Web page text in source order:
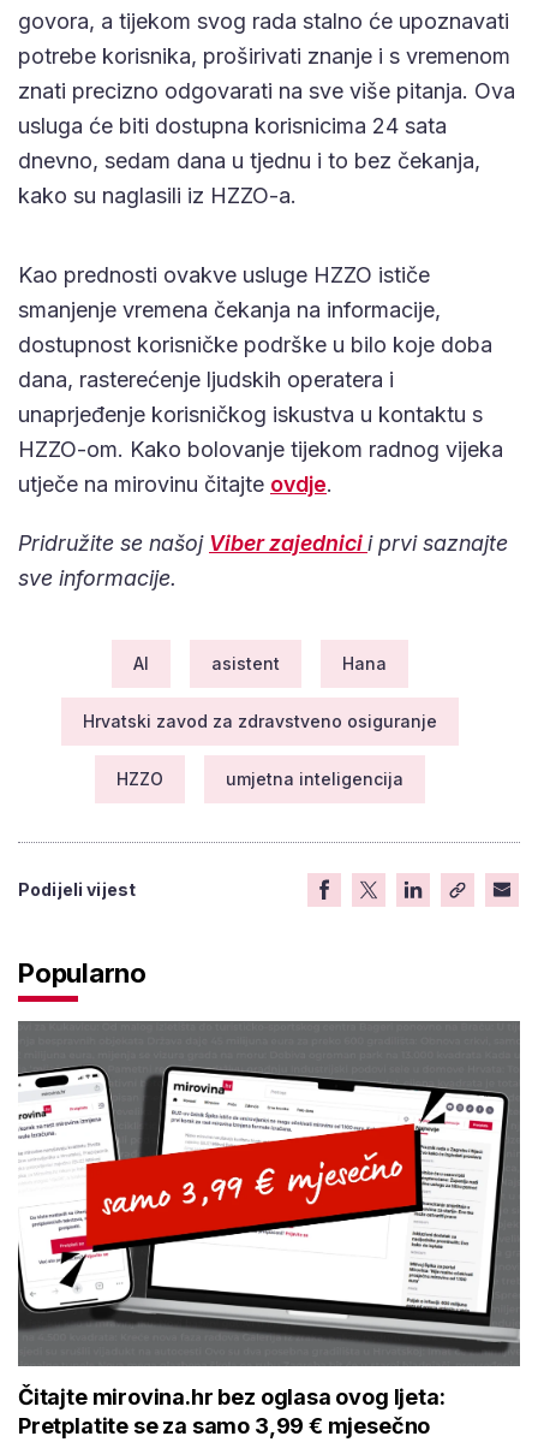
govora, a tijekom svog rada stalno će upoznavati
potrebe korisnika, proširivati znanje i s vremenom
znati precizno odgovarati na sve više pitanja. Ova
usluga će biti dostupna korisnicima 24 sata
dnevno, sedam dana u tjednu i to bez čekanja,
kako su naglasili iz HZZO-a.
Kao prednosti ovakve usluge HZZO ističe
smanjenje vremena čekanja na informacije,
dostupnost korisničke podrške u bilo koje doba
dana, rasterećenje ljudskih operatera i
unaprjeđenje korisničkog iskustva u kontaktu s
HZZO-om. Kako bolovanje tijekom radnog vijeka
utječe na mirovinu čitajte ovdje.
Pridružite se našoj Viber zajednicii prvi saznajte
sve informacije.
AI asistent Hana
Hrvatski zavod za zdravstveno osiguranje
HZZO umjetna inteligencija
Podijeli vijest
Popularno
Čitajte mirovina.hr bez oglasa ovog ljeta:
Pretplatite se za samo 3,99 € mjesečno